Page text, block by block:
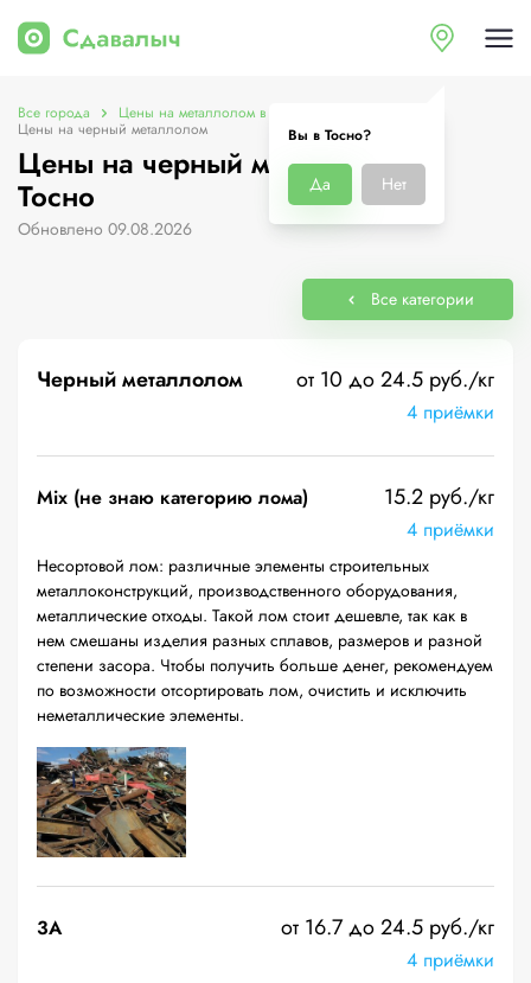
Вы в Тосно?
Да Нет
Все города Цены на металлолом в Тосно
Цены на черный металлолом
Цены на черный металлолом в
Тосно
Обновлено 09.08.2026
Все категории
Черный металлолом от 10 до 24.5 руб./кг
4 приёмки
Mix (не знаю категорию лома) 15.2 руб./кг
4 приёмки
Несортовой лом: различные элементы строительных
металлоконструкций, производственного оборудования,
металлические отходы. Такой лом стоит дешевле, так как в
нем смешаны изделия разных сплавов, размеров и разной
степени засора. Чтобы получить больше денег, рекомендуем
по возможности отсортировать лом, очистить и исключить
неметаллические элементы.
3А от 16.7 до 24.5 руб./кг
4 приёмки